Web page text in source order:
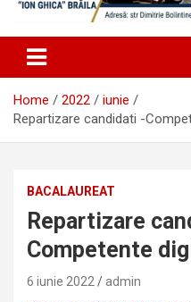
Home 2022
iunie
Repartizare candidati -
BACALAUREAT
Repartizare
Competente
6 iunie 2022 admin